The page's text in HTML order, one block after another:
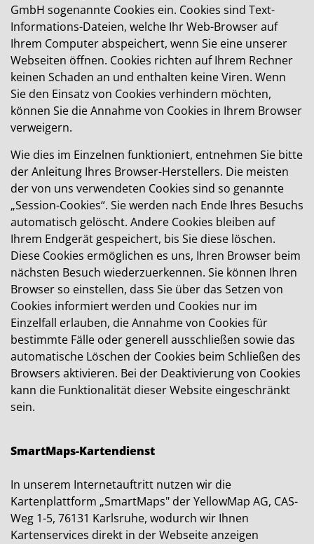
GmbH sogenannte Cookies ein. Cookies sind Text-
Informations-Dateien, welche Ihr Web-Browser auf
Ihrem Computer abspeichert, wenn Sie eine unserer
Webseiten öffnen. Cookies richten auf Ihrem Rechner
keinen Schaden an und enthalten keine Viren. Wenn
Sie den Einsatz von Cookies verhindern möchten,
können Sie die Annahme von Cookies in Ihrem Browser
verweigern.
Wie dies im Einzelnen funktioniert, entnehmen Sie bitte
der Anleitung Ihres Browser-Herstellers. Die meisten
der von uns verwendeten Cookies sind so genannte
„Session-Cookies“. Sie werden nach Ende Ihres Besuchs
automatisch gelöscht. Andere Cookies bleiben auf
Ihrem Endgerät gespeichert, bis Sie diese löschen.
Diese Cookies ermöglichen es uns, Ihren Browser beim
nächsten Besuch wiederzuerkennen. Sie können Ihren
Browser so einstellen, dass Sie über das Setzen von
Cookies informiert werden und Cookies nur im
Einzelfall erlauben, die Annahme von Cookies für
bestimmte Fälle oder generell ausschließen sowie das
automatische Löschen der Cookies beim Schließen des
Browsers aktivieren. Bei der Deaktivierung von Cookies
kann die Funktionalität dieser Website eingeschränkt
sein.
SmartMaps-Kartendienst
In unserem Internetauftritt nutzen wir die
Kartenplattform „SmartMaps" der YellowMap AG, CAS-
Weg 1-5, 76131 Karlsruhe, wodurch wir Ihnen
Kartenservices direkt in der Webseite anzeigen